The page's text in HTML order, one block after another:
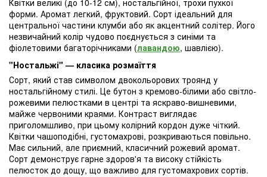
Квітки великі (до 10-12 см), ностальгійної, трохи пухкої
форми. Аромат легкий, фруктовий. Сорт ідеальний для
центральної частини клумби або як акцентний солітер. Його
незвичайний колір чудово поєднується з синіми та
фіолетовими багаторічниками (лавандою, шавлією).
"Ностальжі" — класика розмаїття
Сорт, який став символом двокольорових троянд у
ностальгійному стилі. Це бутон з кремово-білими або світло-
рожевими пелюстками в центрі та яскраво-вишневими,
майже червоними краями. Контраст виглядає
приголомшливо, при цьому колірний кордон дуже чіткий.
Квітки чашоподібні, густомахрові, розкриваються повільно.
Має сильний, але приємний, класичний рожевий аромат.
Сорт демонструє гарне здоров'я та високу стійкість
пелюсток до дощу, що важливо для густомахрових сортів.